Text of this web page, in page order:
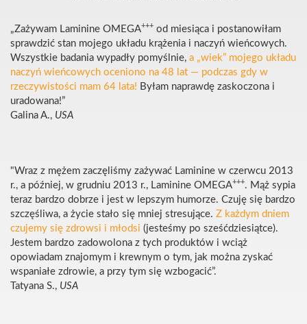
„Zażywam Laminine OMEGA+++ od miesiąca i postanowiłam
sprawdzić stan mojego układu krążenia i naczyń wieńcowych.
Wszystkie badania wypadły pomyślnie, a „wiek” mojego układu
naczyń wieńcowych oceniono na 48 lat — podczas gdy w
rzeczywistości mam 64 lata! Byłam naprawdę zaskoczona i
uradowana!”
Galina A., USA
"Wraz z mężem zaczęliśmy zażywać Laminine w czerwcu 2013
r., a później, w grudniu 2013 r., Laminine OMEGA+++. Mąż sypia
teraz bardzo dobrze i jest w lepszym humorze. Czuję się bardzo
szczęśliwa, a życie stało się mniej stresujące. Z każdym dniem
czujemy się zdrowsi i młodsi (jesteśmy po sześćdziesiątce).
Jestem bardzo zadowolona z tych produktów i wciąż
opowiadam znajomym i krewnym o tym, jak można zyskać
wspaniałe zdrowie, a przy tym się wzbogacić”.
Tatyana S., USA